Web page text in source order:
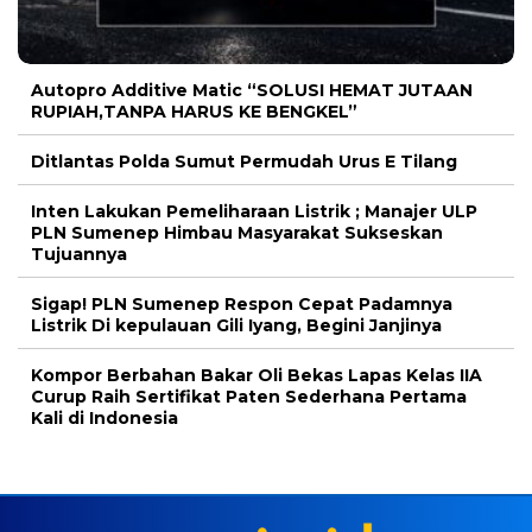
Autopro Additive Matic “SOLUSI HEMAT JUTAAN
RUPIAH,TANPA HARUS KE BENGKEL”
Ditlantas Polda Sumut Permudah Urus E Tilang
Inten Lakukan Pemeliharaan Listrik ; Manajer ULP
PLN Sumenep Himbau Masyarakat Sukseskan
Tujuannya
Sigap! PLN Sumenep Respon Cepat Padamnya
Listrik Di kepulauan Gili Iyang, Begini Janjinya
Kompor Berbahan Bakar Oli Bekas Lapas Kelas IIA
Curup Raih Sertifikat Paten Sederhana Pertama
Kali di Indonesia